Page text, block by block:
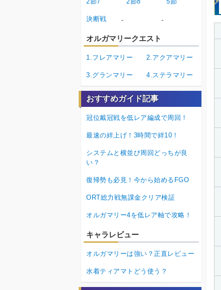
決断戦 - -
オルガマリークエスト
1.フレアマリー 2.アクアマリー
3.グランマリー 4.ステラマリー
おすすめガイド記事
冠位戴冠戦を低レア編成で周回！
最速の絆上げ！3時間で絆10！
システムと横並び周回どっちが良
い？
復帰勢も必見！今から始めるFGO
ORT総力戦無課金クリア検証
オルガマリー4を低レア軸で攻略！
キャラレビュー
オルガマリーは強い？正直レビュー
水着ティアマトどう使う？